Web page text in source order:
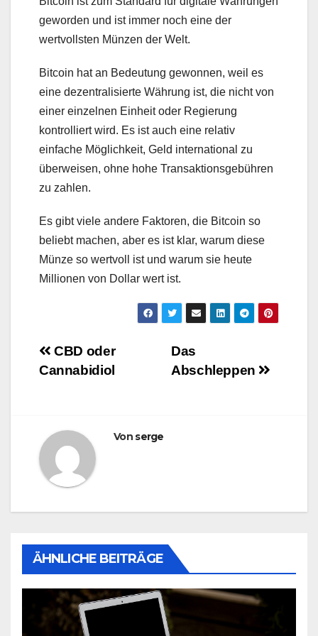
geworden und ist immer noch eine der
wertvollsten Münzen der Welt.
Bitcoin hat an Bedeutung gewonnen, weil es
eine dezentralisierte Währung ist, die nicht von
einer einzelnen Einheit oder Regierung
kontrolliert wird. Es ist auch eine relativ
einfache Möglichkeit, Geld international zu
überweisen, ohne hohe Transaktionsgebühren
zu zahlen.
Es gibt viele andere Faktoren, die Bitcoin so
beliebt machen, aber es ist klar, warum diese
Münze so wertvoll ist und warum sie heute
Millionen von Dollar wert ist.
Beitrags-
Das
Abschleppen
CBD oder
Cannabidiol
Von serge
ÄHNLICHE BEITRÄGE